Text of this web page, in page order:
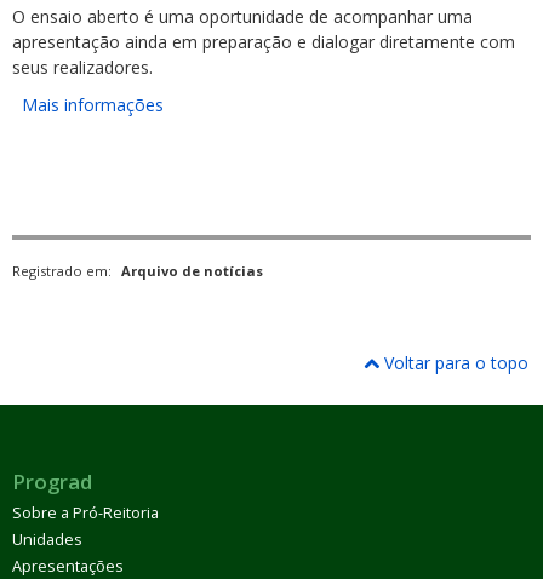
O ensaio aberto é uma oportunidade de acompanhar uma
apresentação ainda em preparação e dialogar diretamente com
seus realizadores.
Mais informações
Registrado em: Arquivo de notícias
Voltar para o topo
Prograd
Sobre a Pró-Reitoria
Unidades
Apresentações